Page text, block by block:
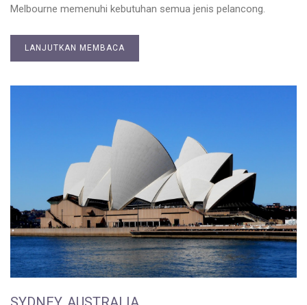
Melbourne memenuhi kebutuhan semua jenis pelancong.
LANJUTKAN MEMBACA